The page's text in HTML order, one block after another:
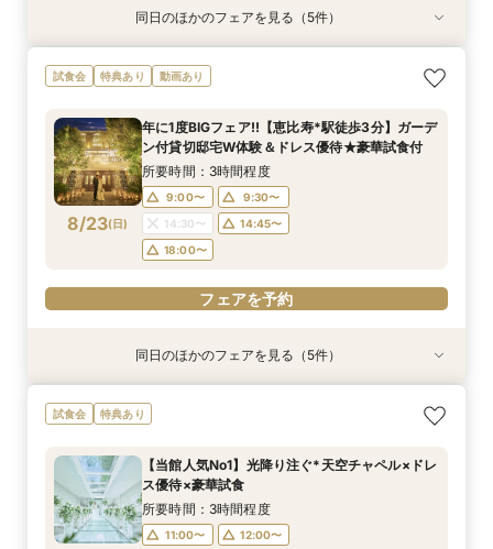
特典あり 動画あり
8/22(土)
【10名～貸切可】絶品フレンチ試食付*挙式×会
食プラン相談フェア
9:00〜
9:15〜
9:30〜
14:30〜
18:00〜
フェアを予約
特典あり
8/22(土)
迷ったらこちら『徹底比較*2件目以降の方にオ
ススメ』見積もり相談会
9:00〜
9:30〜
14:30〜
14:45〜
18:00〜
フェアを予約
特典あり
8/22(土)
【90分∼OK】〈2件目見学も◎〉豪華特典付*ク
イック相談会
9:00〜
9:30〜
14:30〜
14:45〜
18:00〜
フェアを予約
特典あり
8/22(土)
【ペット婚に◎】大切なワンちゃんも一緒！貸切
会場で叶えよう
9:00〜
9:30〜
14:30〜
14:45〜
18:00〜
フェアを予約
特典あり
8/22(土)
初見学でも安心◎「即決なし」アップ額が少ない
新プラン×試食付
9:00〜
9:30〜
14:30〜
14:45〜
18:00〜
フェアを予約
同日のほかのフェアを見る（5件）
試食会 特典あり 動画あり
8/23(日)
年に1度BIGフェア!!【恵比寿*駅徒歩3分】ガーデ
ン付貸切邸宅W体験＆ドレス優待★豪華試食付
所要時間：3時間程度
9:00〜
9:30〜
14:30〜
14:45〜
18:00〜
フェアを予約
特典あり 動画あり
8/23(日)
【10名～貸切可】絶品フレンチ試食付*挙式×会
食プラン相談フェア
9:00〜
9:30〜
14:30〜
18:00〜
特典あり
8/23(日)
迷ったらこちら『徹底比較*2件目以降の方にオ
ススメ』見積もり相談会
9:00〜
14:30〜
14:45〜
18:00〜
特典あり
8/23(日)
【90分∼OK】〈2件目見学も◎〉豪華特典付*ク
イック相談会
9:00〜
14:30〜
14:45〜
18:00〜
特典あり
8/23(日)
【ペット婚に◎】大切なワンちゃんも一緒！貸切
会場で叶えよう
9:00〜
14:30〜
14:45〜
18:00〜
特典あり
8/23(日)
初見学でも安心◎「即決なし」アップ額が少ない
新プラン×試食付
9:00〜
14:30〜
14:45〜
18:00〜
同日のほかのフェアを見る（5件）
試食会 特典あり
【当館人気No1】光降り注ぐ*天空チャペル×ドレ
ス優待×豪華試食
所要時間：3時間程度
11:00〜
12:00〜